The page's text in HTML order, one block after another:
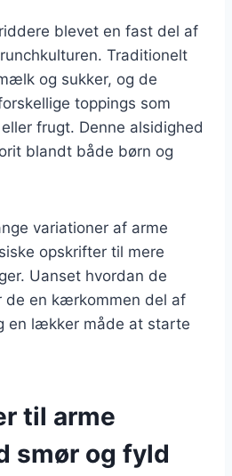
blevet en fast del af
Traditionelt
og sukker, og de
toppings som
frugt. Denne alsidighed
blandt både børn og
variationer af arme
opskrifter til mere
Uanset hvordan de
de en kærkommen del af
en lækker måde at starte
til arme
smør og fyld